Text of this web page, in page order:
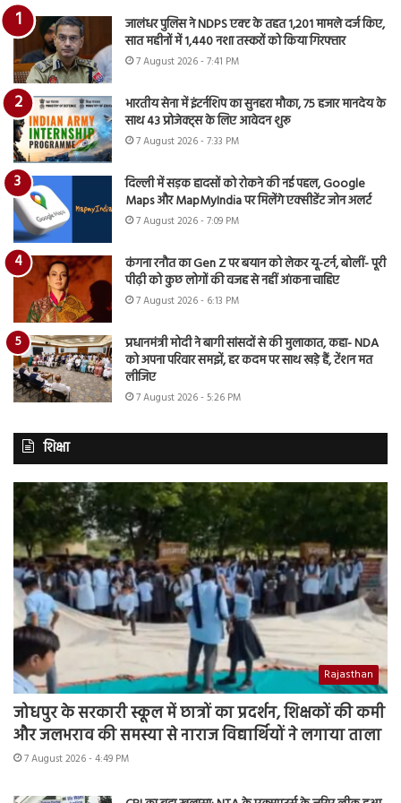
जालंधर पुलिस ने NDPS एक्ट के तहत 1,201 मामले दर्ज किए,
सात महीनों में 1,440 नशा तस्करों को किया गिरफ्तार
7 August 2026 - 7:41 PM
भारतीय सेना में इंटर्नशिप का सुनहरा मौका, 75 हजार मानदेय के
साथ 43 प्रोजेक्ट्स के लिए आवेदन शुरू
7 August 2026 - 7:33 PM
दिल्ली में सड़क हादसों को रोकने की नई पहल, Google
Maps और MapMyIndia पर मिलेंगे एक्सीडेंट जोन अलर्ट
7 August 2026 - 7:09 PM
कंगना रनौत का Gen Z पर बयान को लेकर यू-टर्न, बोलीं- पूरी
पीढ़ी को कुछ लोगों की वजह से नहीं आंकना चाहिए
7 August 2026 - 6:13 PM
प्रधानमंत्री मोदी ने बागी सांसदों से की मुलाकात, कहा- NDA
को अपना परिवार समझें, हर कदम पर साथ खड़े हैं, टेंशन मत
लीजिए
7 August 2026 - 5:26 PM
शिक्षा
Rajasthan
जोधपुर के सरकारी स्कूल में छात्रों का प्रदर्शन, शिक्षकों की कमी
और जलभराव की समस्या से नाराज विद्यार्थियों ने लगाया ताला
7 August 2026 - 4:49 PM